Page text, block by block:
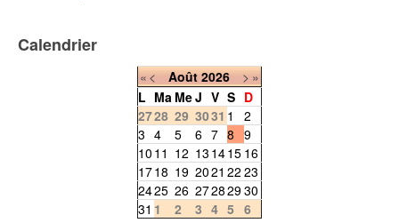
Calendrier
«< Août 2026 >»
L Ma MeJ V S D
2728 29 3031 1
2
3 4 5 6 7 8 9
10 11 12 13 1415 16
1718 19 2021 22 23
2425 26 27282930
31 1 2 3 4 5 6